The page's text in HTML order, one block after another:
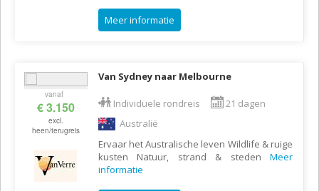
Meer informatie
vanaf
€ 3.150
excl.
heen/terugreis
Van Sydney naar Melbourne
Individuele rondreis
21 dagen
Australië
Ervaar het Australische leven Wildlife & ruige
kusten Natuur, strand & steden Meer
informatie